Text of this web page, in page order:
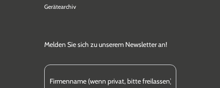
Gerätearchiv
Melden Sie sich zu unserem Newsletter an!